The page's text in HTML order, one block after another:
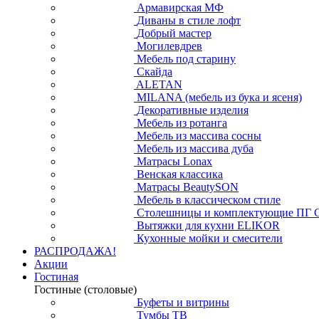
Армавирская МФ
Диваны в стиле лофт
Добрый мастер
Могилевдрев
Мебель под старину
Скайда
ALETAN
MILANA (мебель из бука и ясеня)
Декоративные изделия
Мебель из ротанга
Мебель из массива сосны
Мебель из массива дуба
Матрасы Lonax
Венская классика
Матрасы BeautySON
Мебель в классическом стиле
Столешницы и комплектующие ПГ
Вытяжки для кухни ELIKOR
Кухонные мойки и смесители
РАСПРОДАЖА!
Акции
Гостиная
Гостиные (столовые)
Буфеты и витрины
Тумбы ТВ